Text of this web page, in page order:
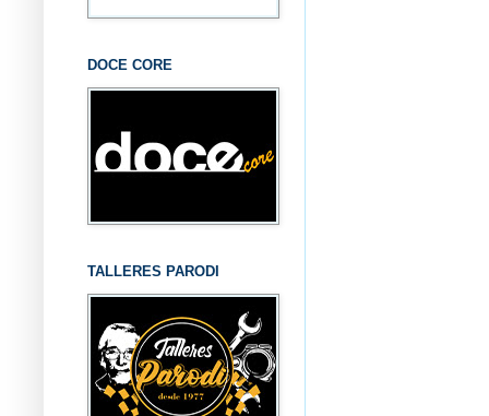
DOCE CORE
TALLERES PARODI